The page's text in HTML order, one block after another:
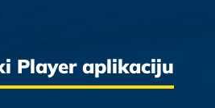
Player aplikaciju